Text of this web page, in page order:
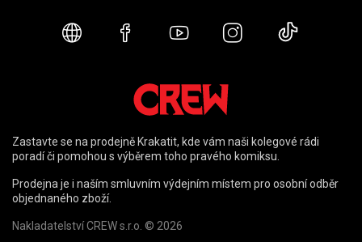
Webové stránky
FacebookYouTubeInstagram
Zastavte se na prodejně Krakatit, kde vám naši kolegové rádi
poradí či pomohou s výběrem toho pravého komiksu.
Prodejna je i naším smluvním výdejním místem pro osobní odběr
objednaného zboží.
Nakladatelství CREW s.r.o. © 2026